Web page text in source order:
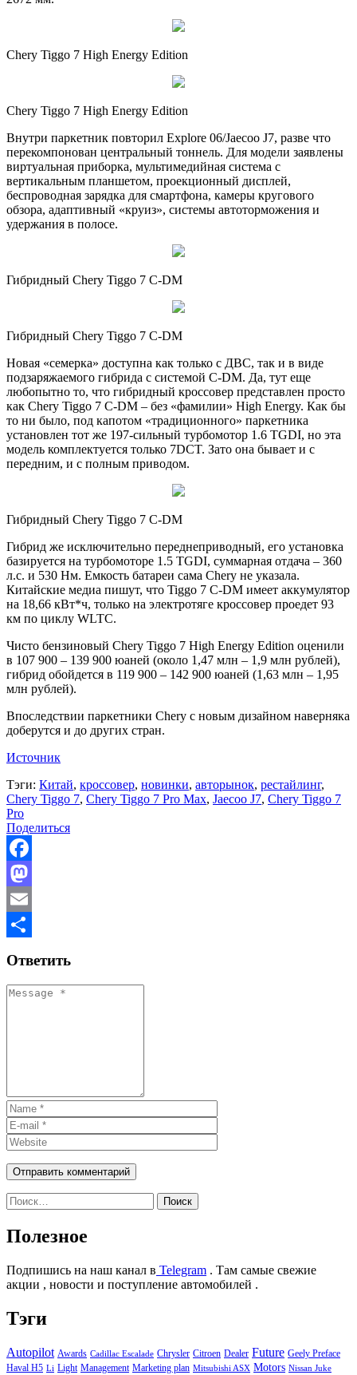
Chery Tiggo 7 High Energy Edition
Chery Tiggo 7 High Energy Edition
Внутри паркетник повторил Explore 06/Jaecoo J7, разве что
перекомпонован центральный тоннель. Для модели заявлены
виртуальная приборка, мультимедийная система с
вертикальным планшетом, проекционный дисплей,
беспроводная зарядка для смартфона, камеры кругового
обзора, адаптивный «круиз», системы автоторможения и
удержания в полосе.
Гибридный Chery Tiggo 7 C-DM
Гибридный Chery Tiggo 7 C-DM
Новая «семерка» доступна как только с ДВС, так и в виде
подзаряжаемого гибрида с системой C-DM. Да, тут еще
любопытно то, что гибридный кроссовер представлен просто
как Chery Tiggo 7 C-DM – без «фамилии» High Energy. Как бы
то ни было, под капотом «традиционного» паркетника
установлен тот же 197-сильный турбомотор 1.6 TGDI, но эта
модель комплектуется только 7DCT. Зато она бывает и с
передним, и с полным приводом.
Гибридный Chery Tiggo 7 C-DM
Гибрид же исключительно переднеприводный, его установка
базируется на турбомоторе 1.5 TGDI, суммарная отдача – 360
л.с. и 530 Нм. Емкость батареи сама Chery не указала.
Китайские медиа пишут, что Tiggo 7 C-DM имеет аккумулятор
на 18,66 кВт*ч, только на электротяге кроссовер проедет 93
км по циклу WLTC.
Чисто бензиновый Chery Tiggo 7 High Energy Edition оценили
в 107 900 – 139 900 юаней (около 1,47 млн – 1,9 млн рублей),
гибрид обойдется в 119 900 – 142 900 юаней (1,63 млн – 1,95
млн рублей).
Впоследствии паркетники Chery с новым дизайном наверняка
доберутся и до других стран.
Источник
Тэги: Китай, кроссовер, новинки, авторынок, рестайлинг,
Chery Tiggo 7, Chery Tiggo 7 Pro Max, Jaecoo J7, Chery Tiggo 7
Pro
Поделиться
Facebook
Mastodon
Email
Ответить
Найти:
Полезное
Подпишись на наш канал в Telegram . Там самые свежие
акции , новости и поступление автомобилей .
Тэги
Autopilot Awards Cadillac Escalade Chrysler Citroen Dealer Future Geely Preface
Haval H5 Li Light Management Marketing plan Mitsubishi ASX Motors Nissan Juke